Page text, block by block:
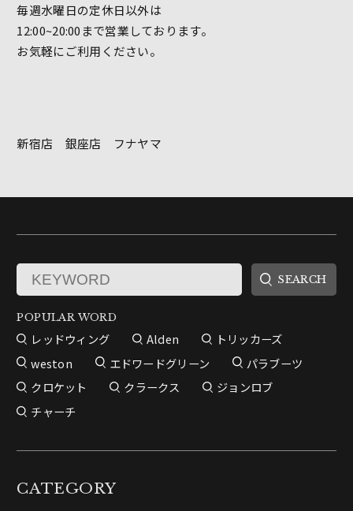
毎週水曜日の定休日以外は
12:00~20:00まで営業しております。
お気軽にご利用ください。
新宿店 銀座店 フナヤマ
POPULAR WORD
レッドウィング Alden
トリッカーズ
weston
エドワードグリーン
パラブーツ
クロケット
クラークス
ジョンロブ
チャーチ
CATEGORY